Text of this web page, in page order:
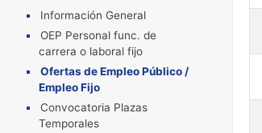
Información General
OEP Personal func. de
carrera o laboral fijo
Ofertas de Empleo Público /
Empleo Fijo
Convocatoria Plazas
Temporales